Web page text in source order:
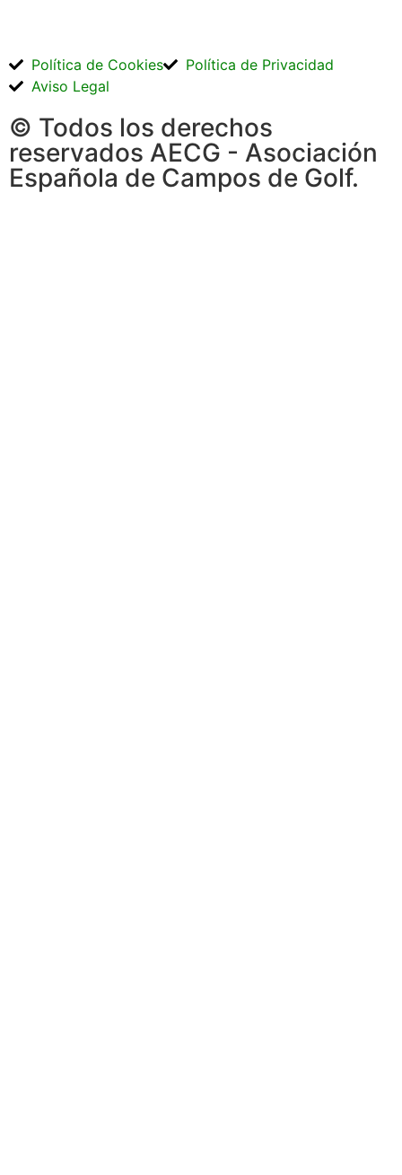
© Todos los derechos
reservados AECG - Asociación
Española de Campos de Golf.
Política de Cookies
Política de Privacidad
Aviso Legal